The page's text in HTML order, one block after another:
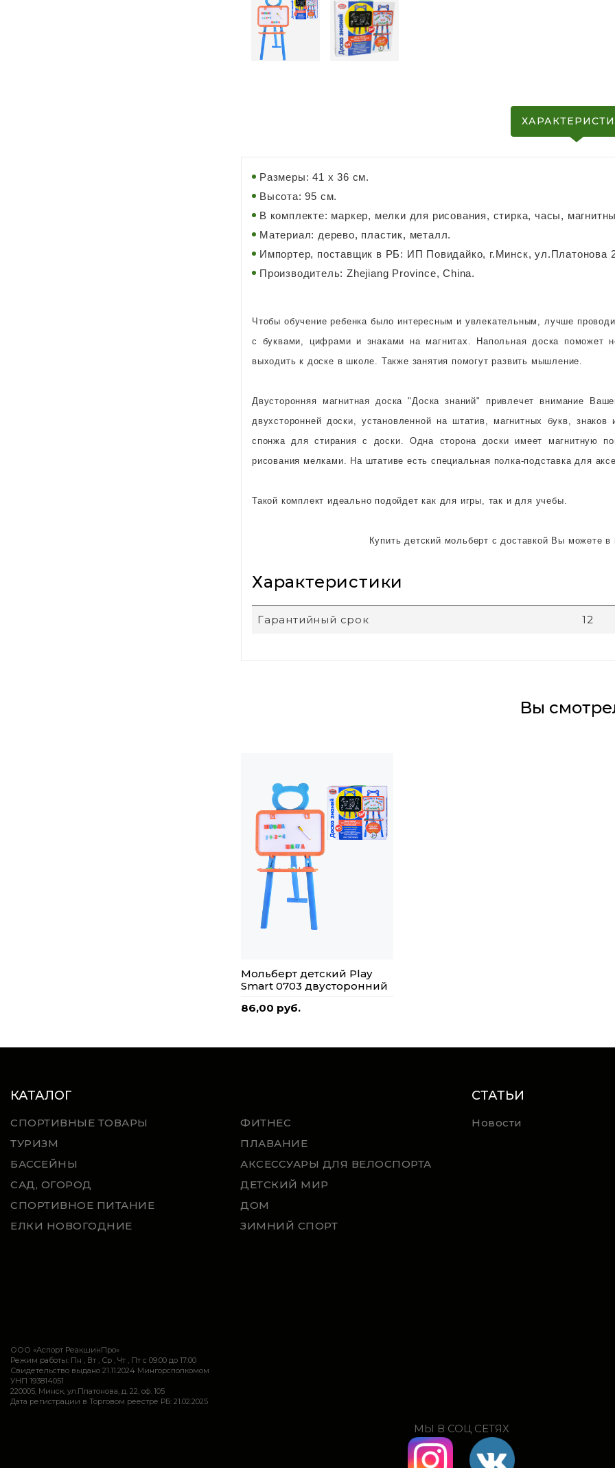
Размеры: 41 х 36 см.
Высота: 95 см.
В комплекте: маркер, мелки для рисования, стирка, часы,
Материал: дерево, пластик, металл.
Импортер, поставщик в РБ: ИП Повидайко, г.Минск, ул.Платонова
Производитель: Zhejiang Province, China.
Чтобы обучение ребенка было интересным и увлекательным, лучше
с буквами, цифрами и знаками на магнитах. Напольная доска поможет
выходить к доске в школе. Также занятия помогут развить мышление.
Двусторонняя магнитная доска "Доска знаний" привлечет внимание
двухсторонней доски, установленной на штатив, магнитных букв,
спонжа для стирания с доски. Одна сторона доски имеет магнитную
рисования мелками. На штативе есть специальная полка-подставка для
Такой комплект идеально подойдет как для игры, так и для учебы.
Купить детский мольберт с доставкой Вы можете
Характеристики
Гарантийный срок 12
Вы
Мольберт детский Play
Smart 0703 двусторонний
86,00 руб.
КАТАЛОГ
СПОРТИВНЫЕ ТОВАРЫ
ФИТНЕС
ТУРИЗМ
ПЛАВАНИЕ
БАССЕЙНЫ
АКСЕССУАРЫ ДЛЯ ВЕЛОСПОРТА
САД, ОГОРОД
ДЕТСКИЙ МИР
СПОРТИВНОЕ ПИТАНИЕ
ДОМ
ЕЛКИ НОВОГОДНИЕ
ЗИМНИЙ СПОРТ
СТАТЬИ
Новости
ООО «Аспорт РеакшинПро»
Режим работы: Пн , Вт , Ср , Чт , Пт c 09:00 до 17:00
Свидетельство выдано 21.11.2024 Мингорсполкомом
УНП 193814051
220005, Минск, ул.Платонова, д. 22, оф. 105
Дата регистрации в Торговом реестре РБ: 21.02.2025
МЫ В СОЦ СЕТЯХ